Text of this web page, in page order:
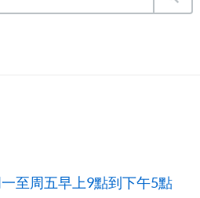
至周五早上9點到下午5點